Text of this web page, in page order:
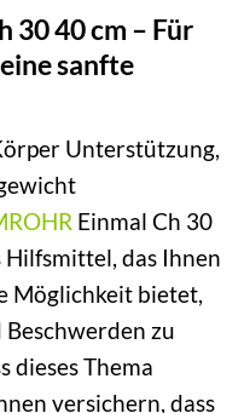
30 40 cm – Für
sanfte
Unterstützung,
Einmal Ch 30
das Ihnen
Möglichkeit bietet,
zu
dieses Thema
versichern, dass